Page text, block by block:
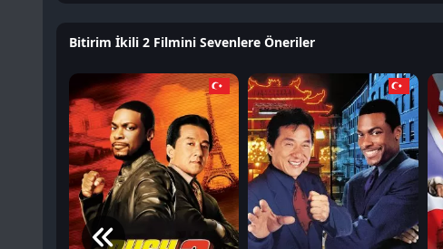
Bitirim İkili 2 Filmini Sevenlere Öneriler